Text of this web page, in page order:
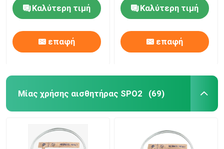
συνδετήρων SpO2
δάχτυλων
Καλύτερη τιμή
επαφή
M1196AΚαλύτερη τιμή
επαφή
Μίας χρήσης αισθητήρας SPO2 (69)